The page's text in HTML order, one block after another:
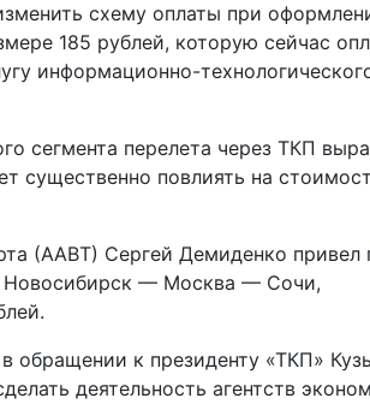
схему оплаты при
185 рублей, которую сейчас
информационно-
сегмента перелета через ТКП
существенно повлиять на
(ААВТ) Сергей Демиденко привел
Новосибирск — Москва — Сочи,
обращении к президенту «ТКП»
деятельность агентств